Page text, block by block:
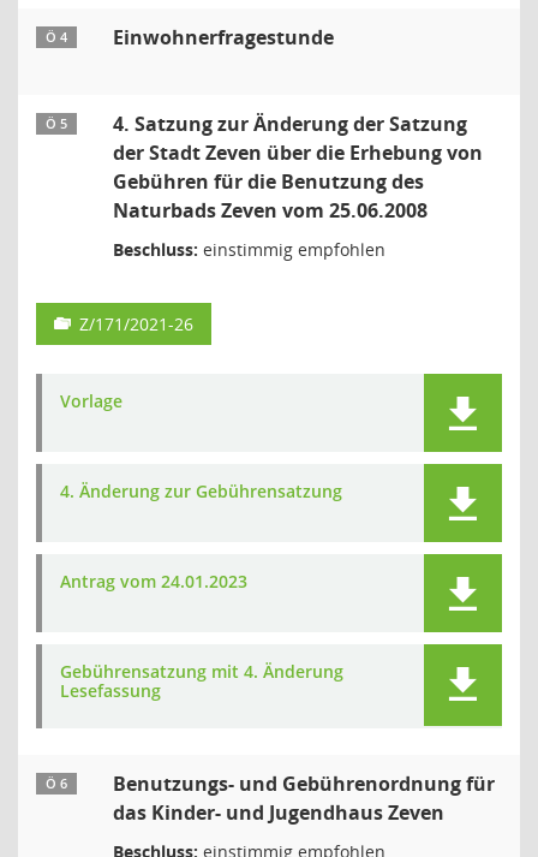
Ö 4 Einwohnerfragestunde
Ö 5
4. Satzung zur Änderung der Satzung
der Stadt Zeven über die Erhebung von
Gebühren für die Benutzung des
Naturbads Zeven vom 25.06.2008
Beschluss: einstimmig empfohlen
Z/171/2021-26
Vorlage
4. Änderung zur Gebührensatzung
Antrag vom 24.01.2023
Gebührensatzung mit 4. Änderung
Lesefassung
Ö 6
Benutzungs- und Gebührenordnung für
das Kinder- und Jugendhaus Zeven
Beschluss: einstimmig empfohlen